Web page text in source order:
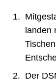
landen
Der